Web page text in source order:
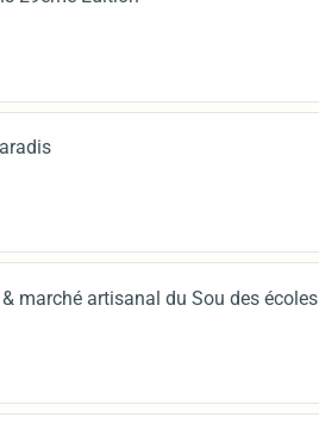
marché artisanal du Sou des écoles